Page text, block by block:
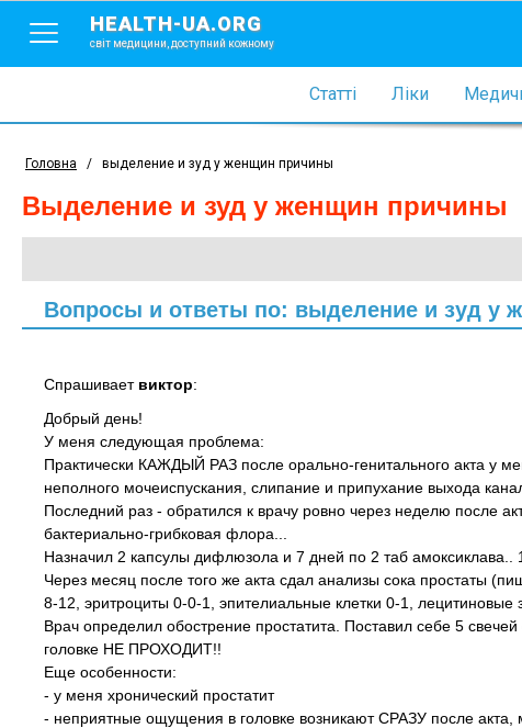
HEALTH-UA.ORG
світ медицини, доступний кожному
Статті Ліки
Головна / выделение и зуд у женщин причины
выделение и зуд у женщин причины
Вопросы и ответы по: выделение и зуд у
Спрашивает виктор:
Добрый день!
У меня следующая проблема:
Практически КАЖДЫЙ РАЗ после орально-генитального акта у
неполного мочеиспускания, слипание и припухание выхода
Последний раз - обратился к врачу ровно через неделю после
бактериально-грибковая флора...
Назначил 2 капсулы дифлюзола и 7 дней по 2 таб
Через месяц после того же акта сдал анализы сока простаты
8-12, эритроциты 0-0-1, эпителиальные клетки 0-1, лецитиновые
Врач определил обострение простатита. Поставил себе 5
головке НЕ ПРОХОДИТ!!
Еще особенности:
- у меня хронический простатит
- неприятные ощущения в головке возникают СРАЗУ после